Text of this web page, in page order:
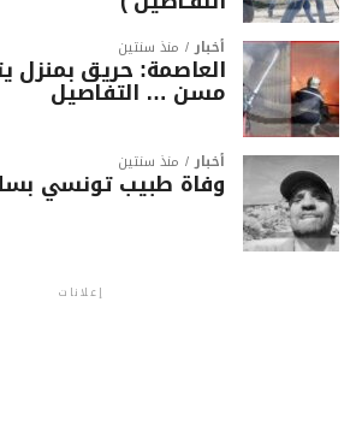
أخبار منذ سنتين
العاصمة: حريق
مسن … التفاصيل
أخبار منذ سنتين
وفاة طبيب تونسي
إعلانات